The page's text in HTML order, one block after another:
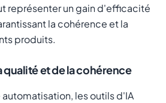
représenter un gain d'efficacité
la cohérence et la
produits.
qualité et de la cohérence
les outils d'IA